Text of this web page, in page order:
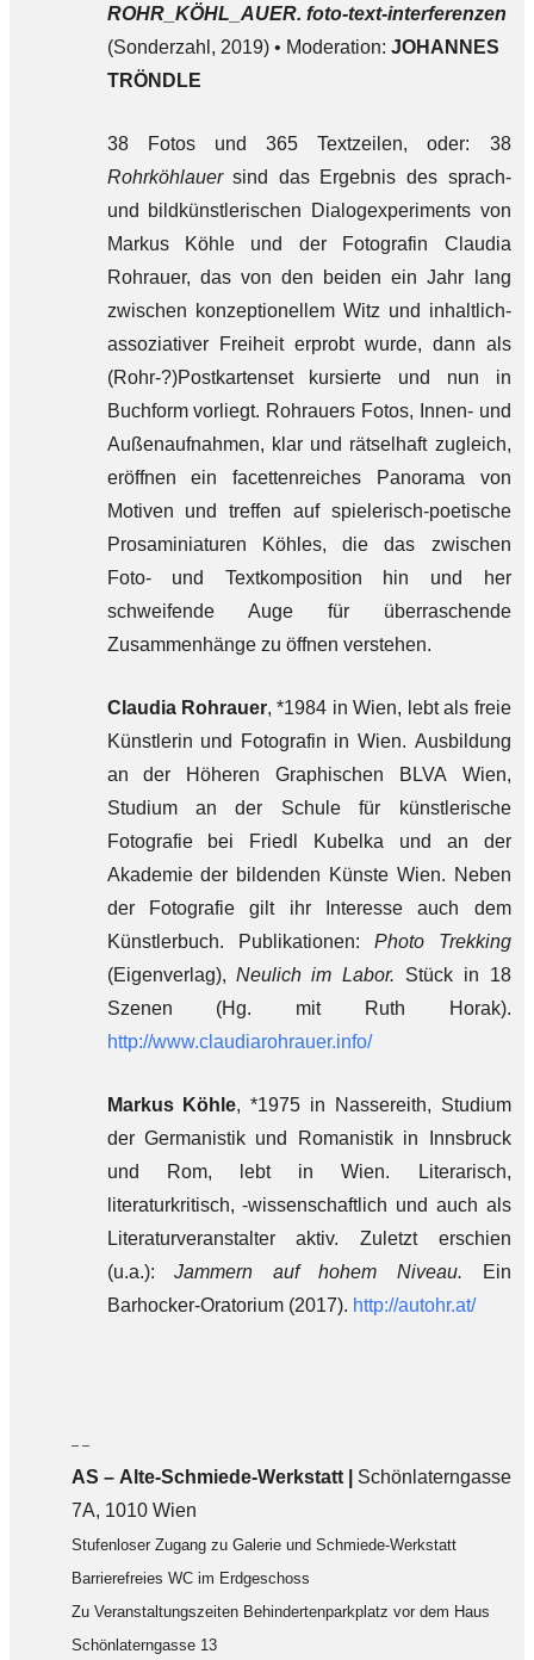
ROHR_KÖHL_AUER. foto-text-interferenzen
(Sonderzahl, 2019) • Moderation: JOHANNES
TRÖNDLE
38 Fotos und 365 Textzeilen, oder: 38
Rohrköhlauersind das Ergebnis des sprach-
und bildkünstlerischen Dialogexperiments von
Markus Köhle und der Fotografin Claudia
Rohrauer, das von den beiden ein Jahr lang
zwischen konzeptionellem Witz und inhaltlich-
assoziativer Freiheit erprobt wurde, dann als
(Rohr-?)Postkartenset kursierte und nun in
Buchform vorliegt. Rohrauers Fotos, Innen- und
Außenaufnahmen, klar und rätselhaft zugleich,
eröffnen ein facettenreiches Panorama von
Motiven und treffen auf spielerisch-poetische
Prosaminiaturen Köhles, die das zwischen
Foto- und Textkomposition hin und her
schweifende Auge für überraschende
Zusammenhänge zu öffnen verstehen.
Claudia Rohrauer, *1984 in Wien, lebt als freie
Künstlerin und Fotografin in Wien. Ausbildung
an der Höheren Graphischen BLVA Wien,
Studium an der Schule für künstlerische
Fotografie bei Friedl Kubelka und an der
Akademie der bildenden Künste Wien. Neben
der Fotografie gilt ihr Interesse auch dem
Künstlerbuch. Publikationen: Photo Trekking
(Eigenverlag), Neulich im Labor. Stück in 18
Szenen (Hg. mit Ruth Horak).
http://www.claudiarohrauer.info/
Markus Köhle, *1975 in Nassereith, Studium
der Germanistik und Romanistik in Innsbruck
und Rom, lebt in Wien. Literarisch,
literaturkritisch, -wissenschaftlich und auch als
Literaturveranstalter aktiv. Zuletzt erschien
(u.a.): Jammern auf hohem Niveau.
Ein
Barhocker-Oratorium (2017). http://autohr.at/
– –
AS – Alte-Schmiede-Werkstatt | Schönlaterngasse
7A, 1010 Wien
Stufenloser Zugang zu Galerie und Schmiede-Werkstatt
Barrierefreies WC im Erdgeschoss
Zu Veranstaltungszeiten Behindertenparkplatz vor dem Haus
Schönlaterngasse 13